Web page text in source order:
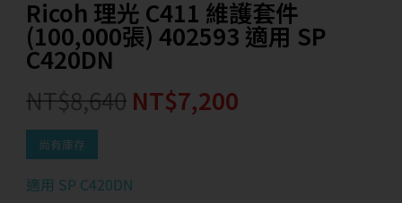
Ricoh 理光 C411 維護套件
(100,000張) 402593 適用 SP
C420DN
NT$8,640 NT$7,200
尚有庫存
適用 SP C420DN